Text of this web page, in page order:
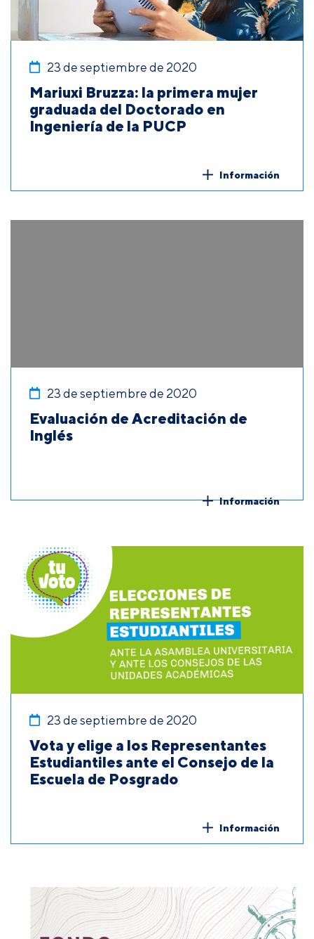
23 de septiembre de 2020
Mariuxi Bruzza: la primera mujer
graduada del Doctorado en
Ingeniería de la PUCP
Información
23 de septiembre de 2020
Evaluación de Acreditación de
Inglés
Información
23 de septiembre de 2020
Vota y elige a los Representantes
Estudiantiles ante el Consejo de la
Escuela de Posgrado
Información